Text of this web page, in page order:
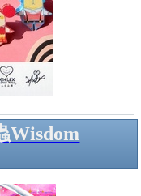
Wisdom